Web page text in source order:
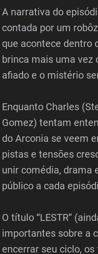
A narrativa do
contada por um
que acontece dentro
brinca mais uma vez
afiado e o mistério
Enquanto Charles
Gomez) tentam
do Arconia se veem
pistas e tensões
unir comédia, drama
público a cada
O título “LESTR”
importantes sobre a
encerrar seu ciclo,